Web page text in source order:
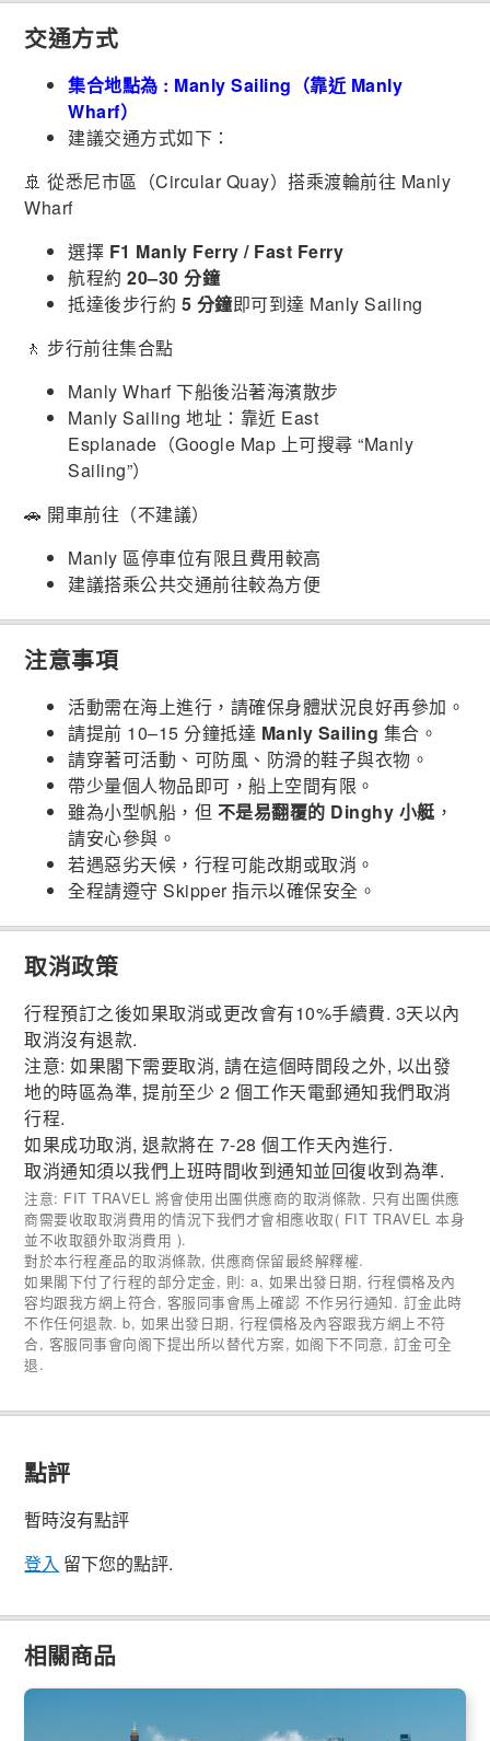
交通方式
集合地點為 : Manly Sailing（靠近 Manly
Wharf）
建議交通方式如下：
🚢 從悉尼市區（Circular Quay）搭乘渡輪前往 Manly
Wharf
選擇 F1 Manly Ferry / Fast Ferry
航程約20–30 分鐘
抵達後步行約 5 分鐘即可到達 Manly Sailing
🚶 步行前往集合點
Manly Wharf 下船後沿著海濱散步
Manly Sailing 地址：靠近 East
Esplanade（Google Map 上可搜尋 “Manly
Sailing”）
🚗 開車前往（不建議）
Manly 區停車位有限且費用較高
建議搭乘公共交通前往較為方便
注意事項
活動需在海上進行，請確保身體狀況良好再參加。
請提前 10–15 分鐘抵達 Manly Sailing 集合。
請穿著可活動、可防風、防滑的鞋子與衣物。
帶少量個人物品即可，船上空間有限。
雖為小型帆船，但 不是易翻覆的 Dinghy 小艇，
請安心參與。
若遇惡劣天候，行程可能改期或取消。
全程請遵守 Skipper 指示以確保安全。
取消政策
行程預訂之後如果取消或更改會有10%手續費. 3天以內
取消沒有退款.
注意: 如果閣下需要取消, 請在這個時間段之外, 以出發
地的時區為準, 提前至少 2 個工作天電郵通知我們取消
行程.
如果成功取消, 退款將在 7-28 個工作天內進行.
取消通知須以我們上班時間收到通知並回復收到為準.
注意: FIT TRAVEL 將會使用出團供應商的取消條款. 只有出團供應
商需要收取取消費用的情況下我們才會相應收取( FIT TRAVEL 本身
並不收取額外取消費用 ).
對於本行程產品的取消條款, 供應商保留最終解釋權.
如果閣下付了行程的部分定金, 則: a, 如果出發日期, 行程價格及內
容均跟我方網上符合, 客服同事會馬上確認 不作另行通知. 訂金此時
不作任何退款. b, 如果出發日期, 行程價格及內容跟我方網上不符
合, 客服同事會向阁下提出所以替代方案, 如阁下不同意, 訂金可全
退.
點評
暫時沒有點評
登入 留下您的點評.
相關商品